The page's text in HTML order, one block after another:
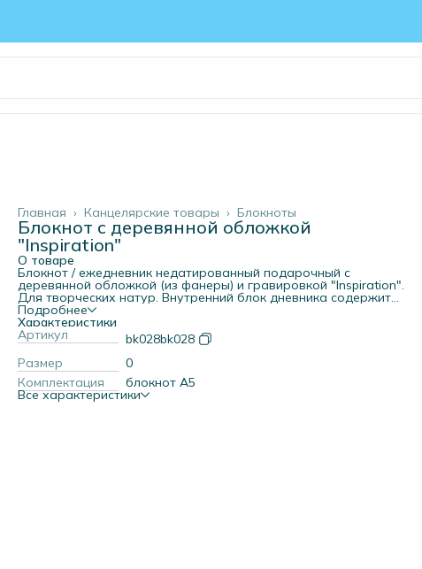
Блокноты
Канцелярские товары ›
Главная ›
Блокнот с деревянной обложкой
"Inspiration"
О товаре
Блокнот / ежедневник недатированный подарочный с
деревянной обложкой (из фанеры) и гравировкой "Inspiration".
Для творческих натур. Внутренний блок дневника содержит
120 страниц с разметкой "в точку". Можно использовать как
личный дневник, блокнот для записей или скетчбук ручкой.
Размер А5, на пружине. В ассортименте нашего магазина вы
можете также найти другие интересные блокноты для любого
случая: Лучшему учителю; Лучшему врачу; Лучшему
музыканту; Лучшей подруге; Лучшему начальнику; Лучшему
тренеру; Самой любимой; План захвата мира; Тут живут
гениальные идеи. Нужно ли говорить, что среди них можно
Подробнее
Характеристики
Артикул
bk028bk028
Размер
0
Комплектация
блокнот А5
Все характеристики